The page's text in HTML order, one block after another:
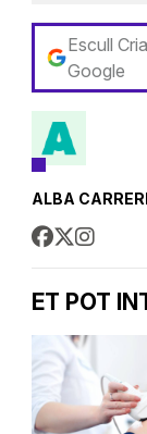
Escull
Google
ALBA
ET POT